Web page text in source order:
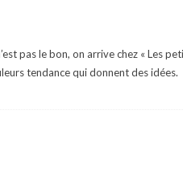
pas le bon, on arrive chez « Les
tendance qui donnent des idées.